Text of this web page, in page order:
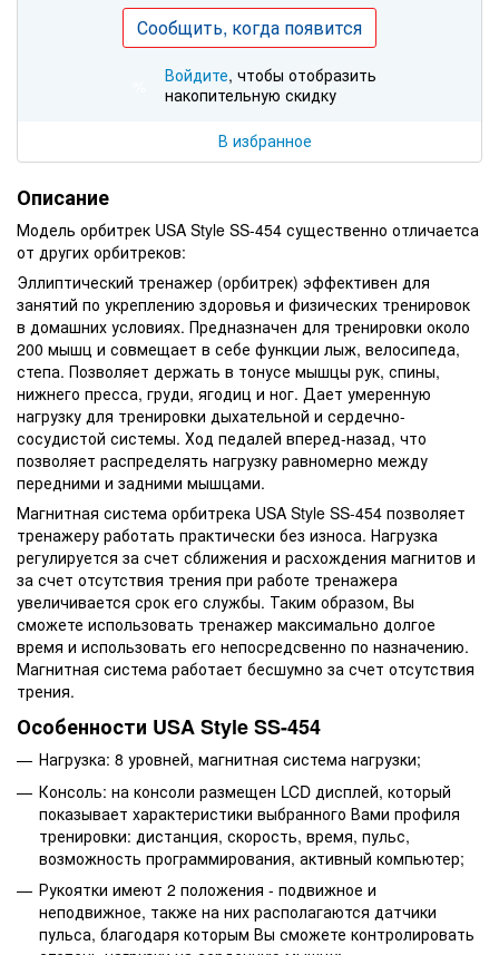
Сообщить, когда появится
Войдите, чтобы отобразить
накопительную скидку
В избранное
Описание
Модель орбитрек USA Style SS-454 существенно отличаетса
от других орбитреков:
Эллиптический тренажер (орбитрек) эффективен для
занятий по укреплению здоровья и физических тренировок
в домашних условиях. Предназначен для тренировки около
200 мышц и совмещает в себе функции лыж, велосипеда,
степа. Позволяет держать в тонусе мышцы рук, спины,
нижнего пресса, груди, ягодиц и ног. Дает умеренную
нагрузку для тренировки дыхательной и сердечно-
сосудистой системы. Ход педалей вперед-назад, что
позволяет распределять нагрузку равномерно между
передними и задними мышцами.
Магнитная система орбитрека USA Style SS-454 позволяет
тренажеру работать практически без износа. Нагрузка
регулируется за счет сближения и расхождения магнитов и
за счет отсутствия трения при работе тренажера
увеличивается срок его службы. Таким образом, Вы
сможете использовать тренажер максимально долгое
время и использовать его непосредсвенно по назначению.
Магнитная система работает бесшумно за счет отсутствия
трения.
Особенности USA Style SS-454
Нагрузка: 8 уровней, магнитная система нагрузки;
Консоль: на консоли размещен LCD дисплей, который
показывает характеристики выбранного Вами профиля
тренировки: дистанция, скорость, время, пульс,
возможность программирования, активный компьютер;
Рукоятки имеют 2 положения - подвижное и
неподвижное, также на них располагаются датчики
пульса, благодаря которым Вы сможете контролировать